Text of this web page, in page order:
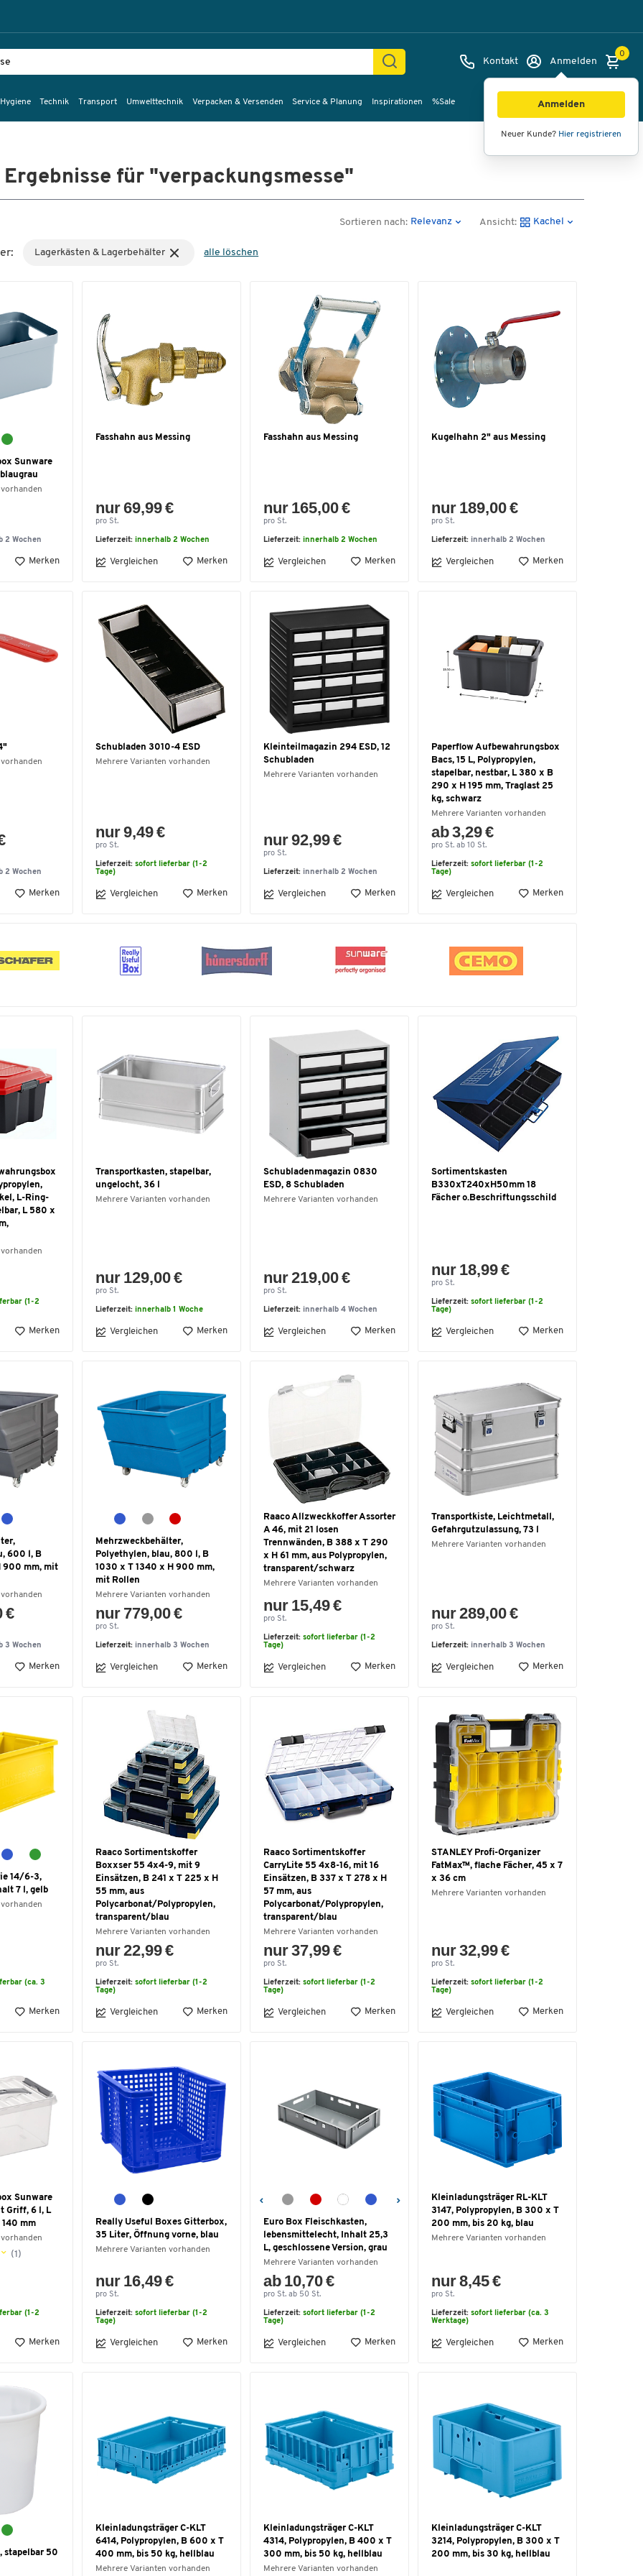
Kontakt Anmelden
Anmelden
Neuer Kunde? Hier registrieren
0
Technik Transport Umwelttechnik Verpacken & Versenden Service & Planung Inspirationen %Sale
Ergebnisse für "verpackungsmesse"
Sortieren nach: Relevanz Ansicht: Kachel
Lagerkästen & Lagerbehälter alle löschen
Sunware
2 Wochen
Merken
Fasshahn aus Messing
nur 69,99 €
pro St.
Lieferzeit: innerhalb 2 Wochen
Vergleichen Merken
Fasshahn aus Messing
nur 165,00 €
pro St.
Lieferzeit: innerhalb 2 Wochen
Vergleichen Merken
Kugelhahn 2" aus Messing
nur 189,00 €
pro St.
Lieferzeit: innerhalb 2 Wochen
Vergleichen Merken
2 Wochen
Merken
Schubladen 3010-4 ESD
Mehrere Varianten vorhanden
nur 9,49 €
pro St.
Lieferzeit: sofort lieferbar (1-2
Tage)
Vergleichen Merken
Kleinteilmagazin 294 ESD, 12
Schubladen
Mehrere Varianten vorhanden
nur 92,99 €
pro St.
Lieferzeit: innerhalb 2 Wochen
Vergleichen Merken
Paperflow Aufbewahrungsbox
Bacs, 15 L, Polypropylen,
stapelbar, nestbar, L 380 x B
290 x H 195 mm, Traglast 25
kg, schwarz
Mehrere Varianten vorhanden
ab 3,29 €
pro St. ab 10 St.
Lieferzeit: sofort lieferbar (1-2
Tage)
Vergleichen Merken
L-Ring-
L 580 x
(1-2
Merken
Transportkasten, stapelbar,
ungelocht, 36 l
Mehrere Varianten vorhanden
nur 129,00 €
pro St.
Lieferzeit: innerhalb 1 Woche
Vergleichen Merken
Schubladenmagazin 0830
ESD, 8 Schubladen
Mehrere Varianten vorhanden
nur 219,00 €
pro St.
Lieferzeit: innerhalb 4 Wochen
Vergleichen Merken
Sortimentskasten
B330xT240xH50mm 18
Fächer o.Beschriftungsschild
nur 18,99 €
pro St.
Lieferzeit: sofort lieferbar (1-2
Tage)
Vergleichen Merken
600 l, B
900 mm, mit
€
3 Wochen
Merken
Mehrzweckbehälter,
Polyethylen, blau, 800 l, B
1030 x T 1340 x H 900 mm,
mit Rollen
Mehrere Varianten vorhanden
nur 779,00 €
pro St.
Lieferzeit: innerhalb 3 Wochen
Vergleichen Merken
Raaco Allzweckkoffer Assorter
A 46, mit 21 losen
Trennwänden, B 388 x T 290
x H 61 mm, aus Polypropylen,
transparent/schwarz
Mehrere Varianten vorhanden
nur 15,49 €
pro St.
Lieferzeit: sofort lieferbar (1-2
Tage)
Vergleichen Merken
Transportkiste, Leichtmetall,
Gefahrgutzulassung, 73 l
Mehrere Varianten vorhanden
nur 289,00 €
pro St.
Lieferzeit: innerhalb 3 Wochen
Vergleichen Merken
14/6-3,
7 l, gelb
(ca. 3
Merken
Raaco Sortimentskoffer
Boxxser 55 4x4-9, mit 9
Einsätzen, B 241 x T 225 x H
55 mm, aus
Polycarbonat/Polypropylen,
transparent/blau
Mehrere Varianten vorhanden
nur 22,99 €
pro St.
Lieferzeit: sofort lieferbar (1-2
Tage)
Vergleichen Merken
Raaco Sortimentskoffer
CarryLite 55 4x8-16, mit 16
Einsätzen, B 337 x T 278 x H
57 mm, aus
Polycarbonat/Polypropylen,
transparent/blau
Mehrere Varianten vorhanden
nur 37,99 €
pro St.
Lieferzeit: sofort lieferbar (1-2
Tage)
Vergleichen Merken
STANLEY Profi-Organizer
FatMax™, flache Fächer, 45 x 7
x 36 cm
Mehrere Varianten vorhanden
nur 32,99 €
pro St.
Lieferzeit: sofort lieferbar (1-2
Tage)
Vergleichen Merken
Sunware
Griff, 6 l, L
mm
(1)
(1-2
Merken
Really Useful Boxes Gitterbox,
35 Liter, Öffnung vorne, blau
Mehrere Varianten vorhanden
nur 16,49 €
pro St.
Lieferzeit: sofort lieferbar (1-2
Tage)
Vergleichen Merken
Euro Box Fleischkasten,
lebensmittelecht, Inhalt 25,3
L, geschlossene Version, grau
Mehrere Varianten vorhanden
ab 10,70 €
pro St. ab 50 St.
Lieferzeit: sofort lieferbar (1-2
Tage)
Vergleichen Merken
Kleinladungsträger RL-KLT
3147, Polypropylen, B 300 x T
200 mm, bis 20 kg, blau
Mehrere Varianten vorhanden
nur 8,45 €
pro St.
Lieferzeit: sofort lieferbar (ca. 3
Werktage)
Vergleichen Merken
stapelbar 50
Kleinladungsträger C-KLT
6414, Polypropylen, B 600 x T
400 mm, bis 50 kg, hellblau
Mehrere Varianten vorhanden
Kleinladungsträger C-KLT
4314, Polypropylen, B 400 x T
300 mm, bis 50 kg, hellblau
Mehrere Varianten vorhanden
Kleinladungsträger C-KLT
3214, Polypropylen, B 300 x T
200 mm, bis 30 kg, hellblau